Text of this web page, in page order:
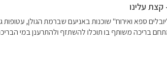
קצת עלינו
בריכה משותף בו תוכלו להשתזף ולהתרענן במי